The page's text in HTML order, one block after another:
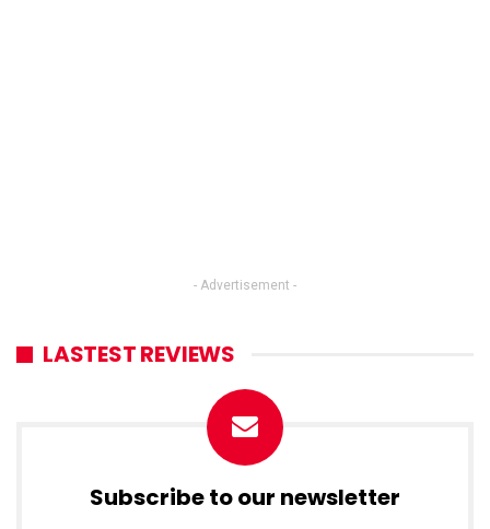
- Advertisement -
LASTEST REVIEWS
Subscribe to our newsletter